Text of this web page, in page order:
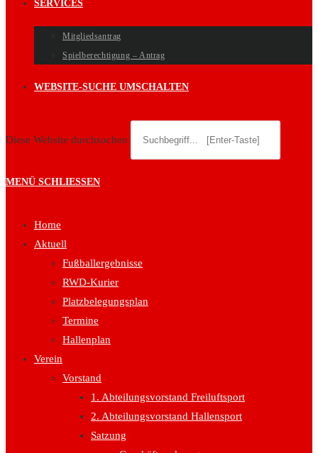
SERVICES
Mitgliedsantrag
Spielberechtigung – Antrag
WEBSITE-SUCHE UMSCHALTEN
Diese Website durchsuchen
MENÜ SCHLIESSEN
Home
Aktuell
Fußballergebnisse
RWD-Kurier
Platzbelegungsplan
Termine
Hallenplan
Verein
Vorstand
1. Abteilungsvorstand Freiluftsport
2. Abteilungsvorstand Hallensport
Satzung